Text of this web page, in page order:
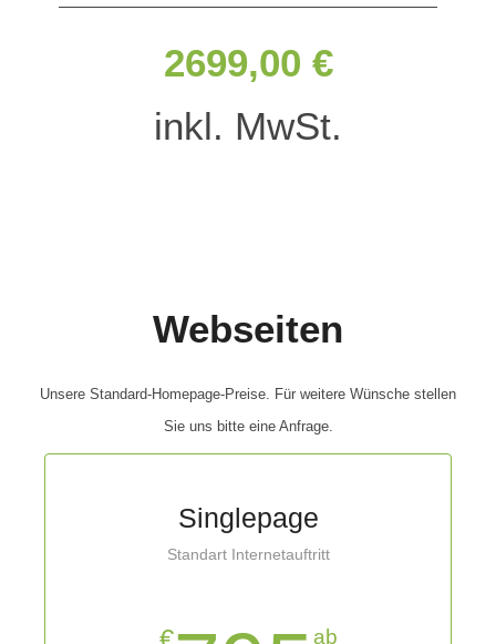
2699,00 €
inkl. MwSt.
Webseiten
Unsere Standard-Homepage-Preise. Für weitere Wünsche stellen
Sie uns bitte eine Anfrage.
Singlepage
Standart Internetauftritt
ab